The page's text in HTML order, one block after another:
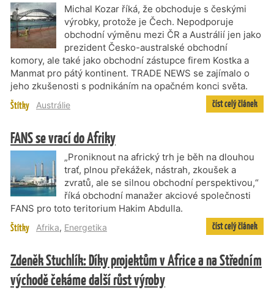
Michal Kozar říká, že obchoduje s českými
výrobky, protože je Čech. Nepodporuje
obchodní výměnu mezi ČR a Austrálií jen jako
prezident Česko-australské obchodní
komory, ale také jako obchodní zástupce firem Kostka a
Manmat pro pátý kontinent. TRADE NEWS se zajímalo o
jeho zkušenosti s podnikáním na opačném konci světa.
Štítky Austrálie číst celý článek
FANS se vrací do Afriky
„Proniknout na africký trh je běh na dlouhou
trať, plnou překážek, nástrah, zkoušek a
zvratů, ale se silnou obchodní perspektivou,“
říká obchodní manažer akciové společnosti
FANS pro toto teritorium Hakim Abdulla.
Štítky Afrika, Energetika číst celý článek
Zdeněk Stuchlík: Díky projektům v Africe a na Středním
východě čekáme další růst výroby